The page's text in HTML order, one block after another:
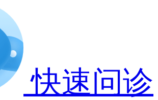
快速问诊